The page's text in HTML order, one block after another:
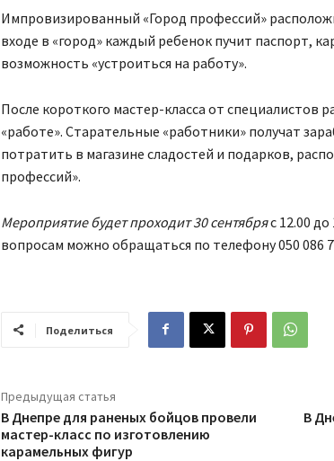
Импровизированный «Город профессий»
входе в «город» каждый ребенок пучит паспорт,
возможность «устроиться на работу».
После короткого мастер-класса от специалистов
«работе». Старательные «работники» получат
потратить в магазине сладостей и подарков,
профессий».
Мероприятие будет проходит 30 сентябряс 12.00
вопросам можно обращаться по телефону050 086
Поделиться
Предыдущая статья
В Днепре для раненых бойцов провели
мастер-класс по изготовлению
карамельных фигур
В